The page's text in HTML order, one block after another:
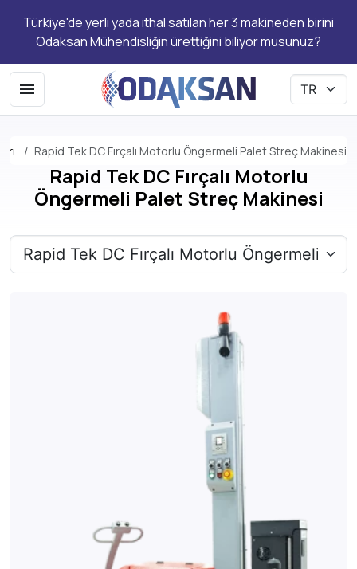
Türkiye'de yerli yada ithal satılan her 3 makineden birini
Odaksan Mühendisliğin ürettiğini biliyor musunuz?
Rapid Tek DC Fırçalı Motorlu Öngermeli Palet Streç Makinesi
Rapid Tek DC Fırçalı Motorlu
Öngermeli Palet Streç Makinesi